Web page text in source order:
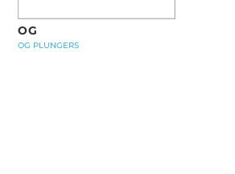
OG
OG PLUNGERS